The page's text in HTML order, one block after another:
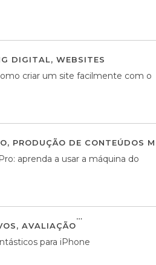
DIGITAL, WEBSITES
criar um site facilmente com o
, PRODUÇÃO DE CONTEÚDOS
aprenda a usar a máquina do
, AVALIAÇÃO
para iPhone